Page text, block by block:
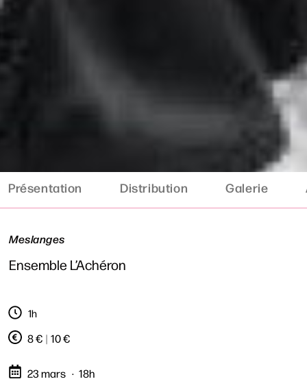
Présentation Distribution Galerie
Meslanges
Ensemble L’Achéron
1h
8 € | 10 €
23 mars 18h